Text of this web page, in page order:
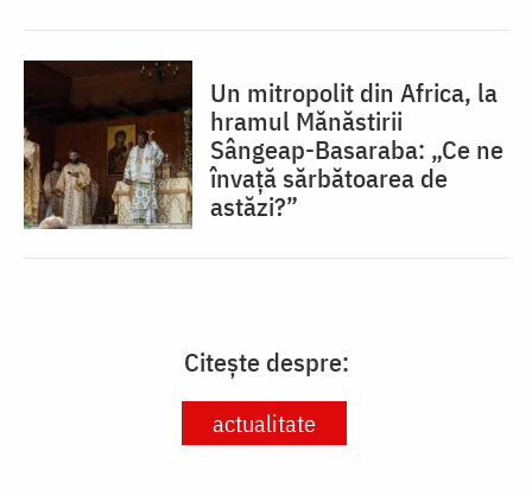
Un mitropolit din Africa, la
hramul Mănăstirii
Sângeap-Basaraba: „Ce ne
învață sărbătoarea de
astăzi?”
Citește despre:
actualitate